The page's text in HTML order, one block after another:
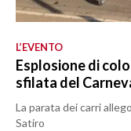
L’EVENTO
Esplosione di
sfilata del
La parata dei carri
Satiro